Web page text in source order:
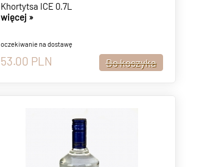
Khortytsa ICE 0.7L
więcej »
oczekiwanie na dostawę
53.00 PLN